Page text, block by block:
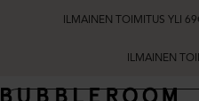
ILMAINEN TOIMITUS YLI
ILMAINEN